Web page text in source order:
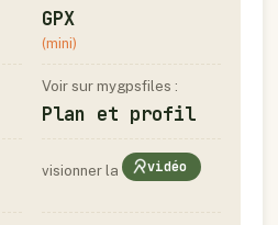
GPX
(mini)
Voir sur mygpsfiles :
Plan et profil
visionner la vidéo